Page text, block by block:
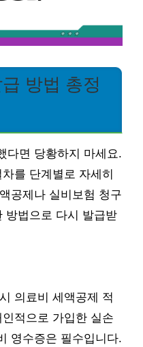
방법 총정
다면 당황하지 마세요.
를 단계별로 자세히
공제나 실비보험 청구
방법으로 다시 발급받
의료비 세액공제 적
적으로 가입한 실손
영수증은 필수입니다.